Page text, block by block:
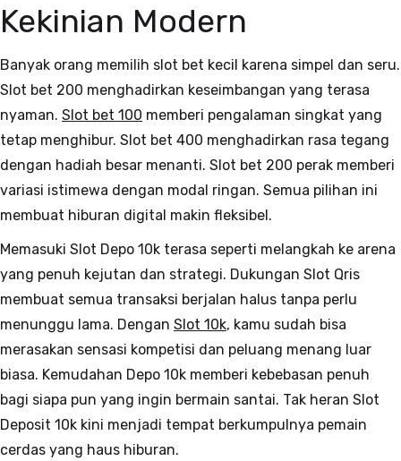
Kekinian Modern
Banyak orang memilih slot bet kecil karena simpel dan seru.
Slot bet 200 menghadirkan keseimbangan yang terasa
nyaman. Slot bet 100 memberi pengalaman singkat yang
tetap menghibur. Slot bet 400 menghadirkan rasa tegang
dengan hadiah besar menanti. Slot bet 200 perak memberi
variasi istimewa dengan modal ringan. Semua pilihan ini
membuat hiburan digital makin fleksibel.
Memasuki Slot Depo 10k terasa seperti melangkah ke arena
yang penuh kejutan dan strategi. Dukungan Slot Qris
membuat semua transaksi berjalan halus tanpa perlu
menunggu lama. Dengan Slot 10k, kamu sudah bisa
merasakan sensasi kompetisi dan peluang menang luar
biasa. Kemudahan Depo 10k memberi kebebasan penuh
bagi siapa pun yang ingin bermain santai. Tak heran Slot
Deposit 10k kini menjadi tempat berkumpulnya pemain
cerdas yang haus hiburan.